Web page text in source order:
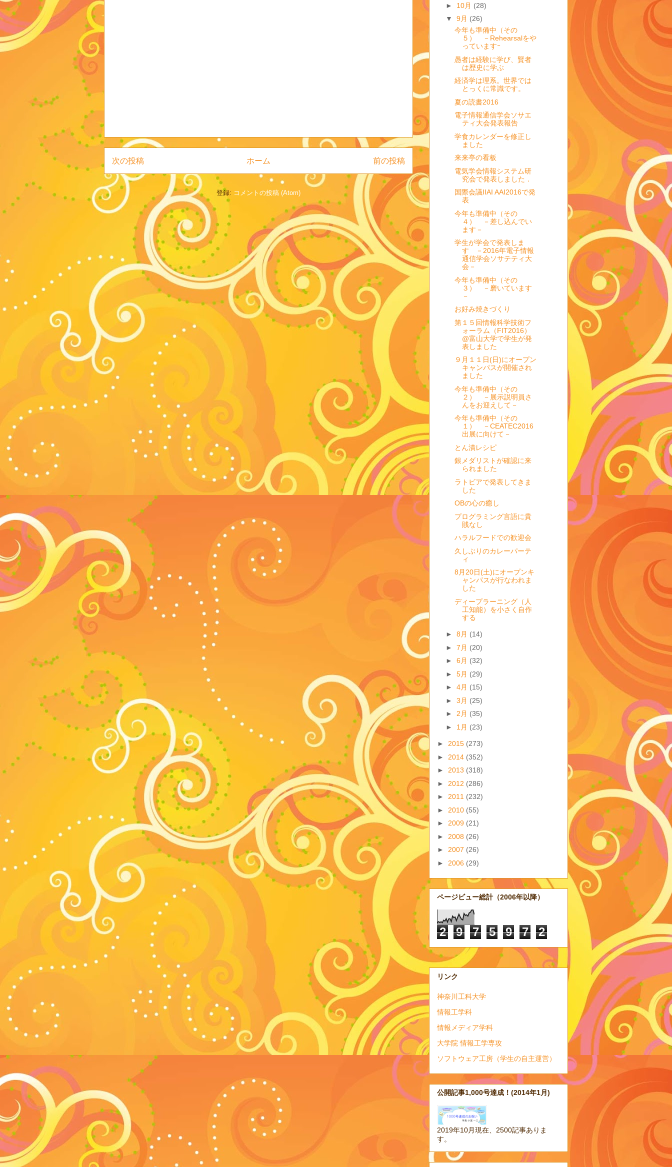
次の投稿 前の投稿
ホーム
登録: コメントの投稿 (Atom)
► 10月 (28)
▼ 9月 (26)
今年も準備中（その
５） －Rehearsalをや
っていますｰ
愚者は経験に学び、賢者
は歴史に学ぶ
経済学は理系。世界では
とっくに常識です。
夏の読書2016
電子情報通信学会ソサエ
ティ大会発表報告
学食カレンダーを修正し
ました
来来亭の看板
電気学会情報システム研
究会で発表しました．
国際会議IIAI AAI2016で発
表
今年も準備中（その
４） －差し込んでい
ます－
学生が学会で発表しま
す －2016年電子情報
通信学会ソサテティ大
会－
今年も準備中（その
３） －磨いています
－
お好み焼きづくり
第１５回情報科学技術フ
ォーラム（FIT2016）
@富山大学で学生が発
表しました
９月１１日(日)にオープン
キャンパスが開催され
ました
今年も準備中（その
２） －展示説明員さ
んをお迎えして－
今年も準備中（その
１） －CEATEC2016
出展に向けて－
とん漬レシピ
銀メダリストが確認に来
られました
ラトビアで発表してきま
した
OBの心の癒し
プログラミング言語に貴
賎なし
ハラルフードでの歓迎会
久しぶりのカレーパーテ
ィ
8月20日(土)にオープンキ
ャンパスが行なわれま
した
ディープラーニング（人
工知能）を小さく自作
する
► 8月 (14)
► 7月 (20)
► 6月 (32)
► 5月 (29)
► 4月 (15)
► 3月 (25)
► 2月 (35)
► 1月 (23)
► 2015 (273)
► 2014 (352)
► 2013 (318)
► 2012 (286)
► 2011 (232)
► 2010 (55)
► 2009 (21)
► 2008 (26)
► 2007 (26)
► 2006 (29)
ページビュー総計（2006年以降）
2 9 7 5 9 7 2
リンク
神奈川工科大学
情報工学科
情報メディア学科
大学院 情報工学専攻
ソフトウェア工房（学生の自主運営）
公開記事1,000号達成！(2014年1月)
2019年10月現在、2500記事ありま
す。